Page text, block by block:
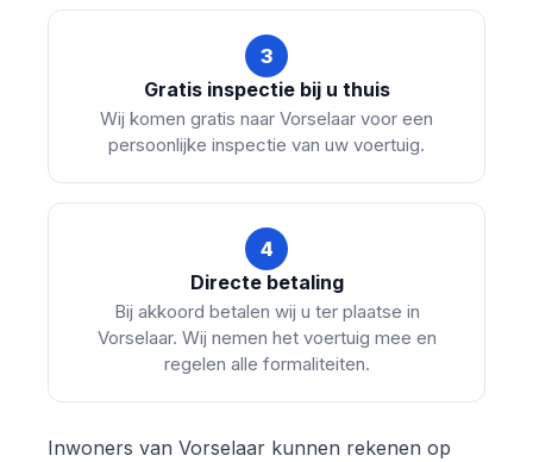
3
Gratis inspectie bij u thuis
Wij komen gratis naar Vorselaar voor een
persoonlijke inspectie van uw voertuig.
4
Directe betaling
Bij akkoord betalen wij u ter plaatse in
Vorselaar. Wij nemen het voertuig mee en
regelen alle formaliteiten.
Inwoners van Vorselaar kunnen rekenen op